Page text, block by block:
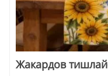
Жакардов